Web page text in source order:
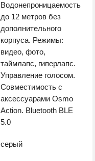
Водонепроницаемость
до 12 метров без
дополнительного
корпуса. Режимы:
видео, фото,
таймлапс, гиперлапс.
Управление голосом.
Совместимость с
аксессуарами Osmo
Action. Bluetooth BLE
5.0
серый